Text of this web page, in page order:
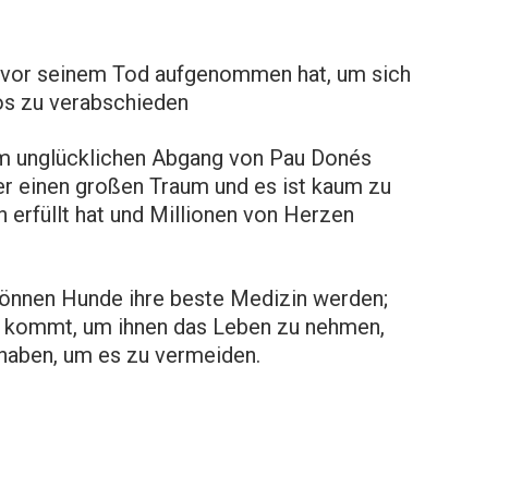
seinem Tod aufgenommen hat, um sich
zu verabschieden
Abgang von Pau Donés
einen großen Traum und es ist kaum zu
erfüllt hat und Millionen von Herzen
Hunde ihre beste Medizin werden;
um ihnen das Leben zu nehmen,
um es zu vermeiden.